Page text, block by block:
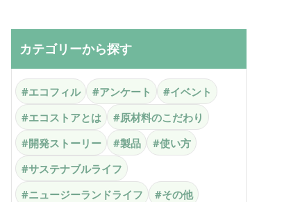
カテゴリーから探す
#エコフィル #アンケート
#イベント
#エコストアとは
#原材料のこだわり
#開発ストーリー
#製品
#使い方
#サステナブルライフ
#ニュージーランドライフ
#その他